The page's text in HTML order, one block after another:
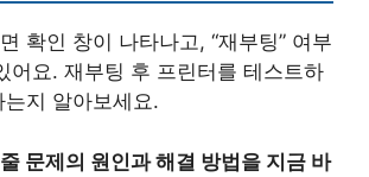
확인 창이 나타나고, “재부팅” 여부
어요. 재부팅 후 프린터를 테스트하
지 알아보세요.
문제의 원인과 해결 방법을 지금 바